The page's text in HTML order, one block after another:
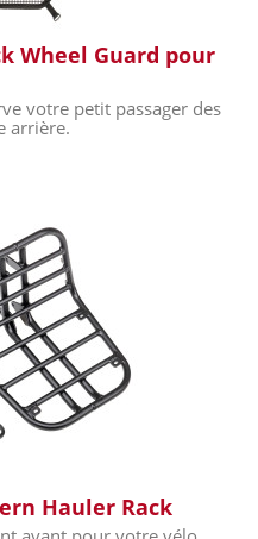
Wheel Guard pour
votre petit passager des
arrière.
Hauler Rack